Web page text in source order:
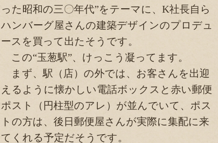
った昭和の三〇年代”をテーマに、K社長自ら
ハンバーグ屋さんの建築デザインのプロデュ
ースを買って出たそうです。
この“玉葱駅”、けっこう凝ってます。
まず、駅（店）の外では、お客さんを出迎
えるように懐かしい電話ボックスと赤い郵便
ポスト（円柱型のアレ）が並んでいて、ポス
トの方は、後日郵便屋さんが実際に集配に来
てくれる予定だそうです。